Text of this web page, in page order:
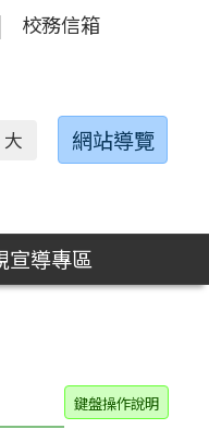
校務信箱
大 網站導覽
宣導專區
鍵盤操作說明